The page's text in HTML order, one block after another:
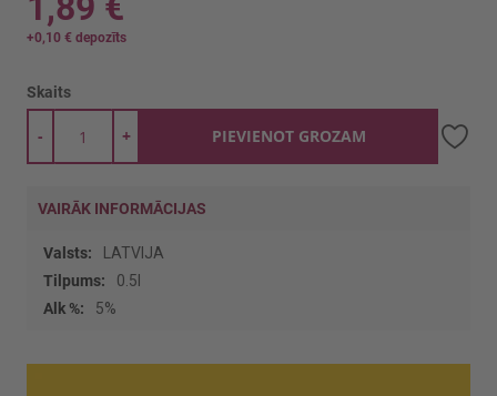
+0,10 € depozīts
Skaits
+
- PIEVIENOT GROZAM
VAIRĀK INFORMĀCIJAS
Vairāk
informācijas
LATVIJA
0.5l
5%